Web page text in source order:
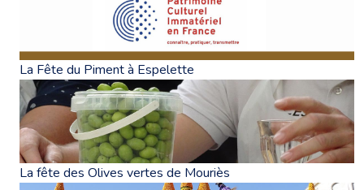
La Fête du Piment à Espelette
La fête des Olives vertes de Mouriès